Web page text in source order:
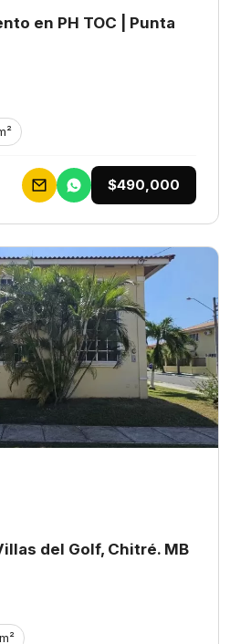
en PH TOC | Punta
$490,000
del Golf, Chitré. MB